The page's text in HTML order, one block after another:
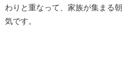
わりと重なって、家族が集まる
気です。